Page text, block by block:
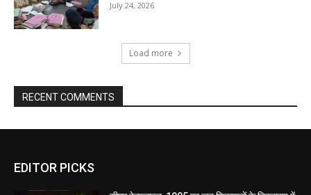
July 24, 2026
Load more
RECENT COMMENTS
EDITOR PICKS